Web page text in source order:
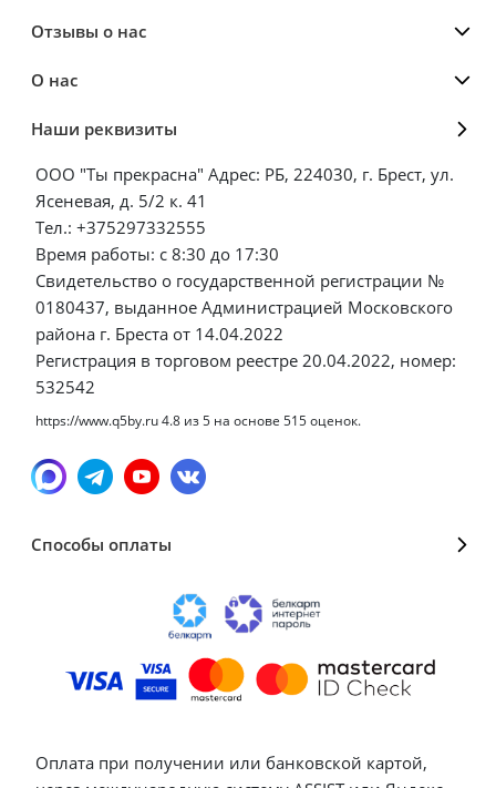
Отзывы о нас
О нас
Наши реквизиты
ООО "Ты прекрасна" Адрес: РБ, 224030, г. Брест, ул.
Ясеневая, д. 5/2 к. 41
Тел.: +375297332555
Время работы: с 8:30 до 17:30
Свидетельство о государственной регистрации №
0180437, выданное Администрацией Московского
района г. Бреста от 14.04.2022
Регистрация в торговом реестре 20.04.2022, номер:
532542
https://www.q5by.ru4.8 из5 на основе 515оценок.
Способы оплаты
Оплата при получении или банковской картой,